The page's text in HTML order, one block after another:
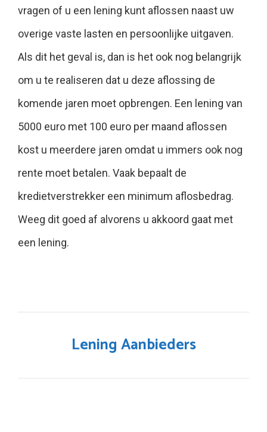
vragen of u een lening kunt aflossen naast uw
overige vaste lasten en persoonlijke uitgaven.
Als dit het geval is, dan is het ook nog belangrijk
om u te realiseren dat u deze aflossing de
komende jaren moet opbrengen. Een lening van
5000 euro met 100 euro per maand aflossen
kost u meerdere jaren omdat u immers ook nog
rente moet betalen. Vaak bepaalt de
kredietverstrekker een minimum aflosbedrag.
Weeg dit goed af alvorens u akkoord gaat met
een lening.
Lening Aanbieders